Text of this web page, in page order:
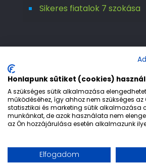
Sikeres fiatalok 7 szokása
© 1992-2026 Európa 2000
Rights Reserved.
Etika
Adatvédelem
Jogi
Impresszum
Honlapunk sütiket (cookies) használ
A szükséges sütik alkalmazása
működéséhez, így ahhoz nem szükséges az
statisztikai és marketing sütik alkalmazása
munkánkat, de azok használata nem
az Ön hozzájárulása esetén alkalmazunk
Elfogadom